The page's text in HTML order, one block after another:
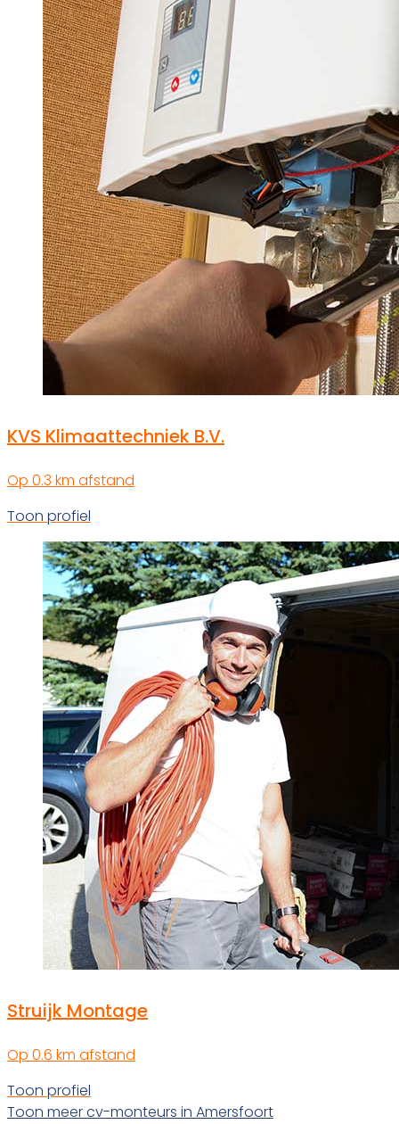
KVS Klimaattechniek B.V.
Op 0.3 km afstand
Toon profiel
Struijk Montage
Op 0.6 km afstand
Toon profiel
Toon meer cv-monteurs in Amersfoort